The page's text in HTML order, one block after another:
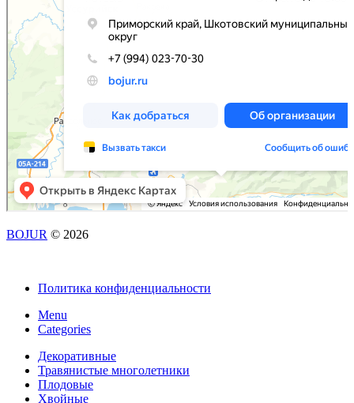
BOJUR © 2026
Политика конфиденциальности
Menu
Categories
Декоративные
Травянистые многолетники
Плодовые
Хвойные